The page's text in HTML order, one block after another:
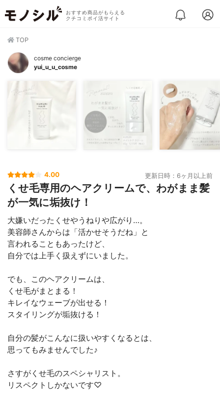
おすすめ商品がもらえる
クチコミポイ活サイト
TOP
cosme concierge
yui_u_u_cosme
4.00 更新日時：6ヶ月以上前
くせ毛専用のヘアクリームで、わがまま髪
が一気に垢抜け！
大嫌いだったくせやうねりや広がり…。
美容師さんからは「活かせそうだね」と
言われることもあったけど、
自分では上手く扱えずにいました。
でも、このヘアクリームは、
くせ毛がまとまる！
キレイなウェーブが出せる！
スタイリングが垢抜ける！
自分の髪がこんなに扱いやすくなるとは、
思ってもみませんでした♪
さすがくせ毛のスペシャリスト。
リスペクトしかないです♡